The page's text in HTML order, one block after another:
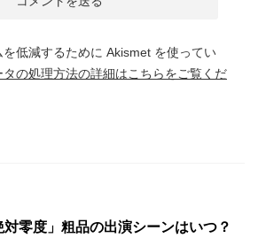
を低減するために Akismet を使ってい
タの処理方法の詳細はこちらをご覧くだ
対零度」粗品の出演シーンはいつ？